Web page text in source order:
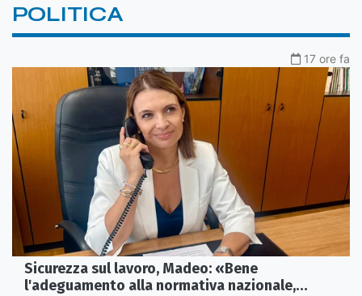
POLITICA
17 ore fa
Sicurezza sul lavoro, Madeo: «Bene
l'adeguamento alla normativa nazionale,